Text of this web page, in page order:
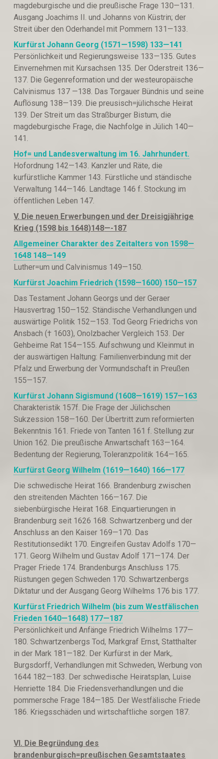
magdeburgische und die preußische Frage 130—131.
Ausgang Joachims II. und Johanns von Küstrin; der
Streit über den Oderhandel mit Pommern 131—133.
Kurfürst Johann Georg (1571—1598) 133—141
Persönlichkeit und Regierungsweise 133—135. Gutes
Einvernehmen mit Kursachsen 135. Der Oderstreit 136—
137. Die Gegenreformation und der westeuropäische
Calvinismus 137 —138. Das Torgauer Bündnis und seine
Auflösung 138—139. Die preusisch=jülichsche Heirat
139. Der Streit um das Straßburger Bistum, die
magdeburgische Frage, die Nachfolge in Jülich 140—
141.
Hof= und Landesverwaltung im 16. Jahrhundert.
Hofordnung 142—143. Kanzler und Räte, die
kurfürstliche Kammer 143. Fürstliche und ständische
Verwaltung 144—146. Landtage 146 f. Stockung im
öffentlichen Leben 147.
V. Die neuen Erwerbungen und der Dreisigjährige
Krieg (1598 bis 1648)148—-187
Allgemeiner Charakter des Zeitalters von 1598—
1648 148—149
Luther=um und Calvinismus 149—150.
Kurfürst Joachim Friedrich (1598—1600) 150—157
Das Testament Johann Georgs und der Geraer
Hausvertrag 150—152. Ständische Verhandlungen und
auswärtige Politik 152—153. Tod Georg Friedrichs von
Ansbach († 1603), Onolzbacher Vergleich 153. Der
Gehbeime Rat 154—155. Aufschwung und Kleinmut in
der auswärtigen Haltung: Familienverbindung mit der
Pfalz und Erwerbung der Vormundschaft in Preußen
155—157.
Kurfürst Johann Sigismund (1608—1619) 157—163
Charakteristik 157f. Die Frage der Jülichschen
Sukzession 158—160. Der Übertritt zum reformierten
Bekenntnis 161. Friede von Tanten 161 f. Stellung zur
Union 162. Die preußische Anwartschaft 163—164.
Bedentung der Regierung, Toleranzpolitik 164—165.
Kurfürst Georg Wilhelm (1619—1640) 166—177
Die schwedische Heirat 166. Brandenburg zwischen
den streitenden Mächten 166—167. Die
siebenbürgische Heirat 168. Einquartierungen in
Brandenburg seit 1626 168. Schwartzenberg und der
Anschluss an den Kaiser 169—170. Das
Restitutionsedikt 170. Eingreifen Gustav Adolfs 170—
171. Georg Wilhelm und Gustav Adolf 171—174. Der
Prager Friede 174. Brandenburgs Anschluss 175.
Rüstungen gegen Schweden 170. Schwartzenbergs
Diktatur und der Ausgang Georg Wilhelms 176 bis 177.
Kurfürst Friedrich Wilhelm (bis zum Westfälischen
Frieden 1640—1648) 177—187
Persönlichkeit und Anfänge Friedrich Wilhelms 177—
180. Schwartzenbergs Tod, Markgraf Ernst, Statthalter
in der Mark 181—182. Der Kurfürst in der Mark,.
Burgsdorff, Verhandlungen mit Schweden, Werbung von
1644 182—183. Der schwedische Heiratsplan, Luise
Henriette 184. Die Friedensverhandlungen und die
pommersche Frage 184—185. Der Westfälische Friede
186. Kriegsschäden und wirtschaftliche sorgen 187.
VI. Die Begründung des
brandenburgisch=preußischen Gesamtstaates